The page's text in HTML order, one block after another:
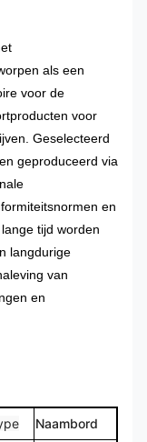
als een
voor de
voor
Geselecteerd
geproduceerd via
en
tijd worden
langdurige
van
en
Naambord